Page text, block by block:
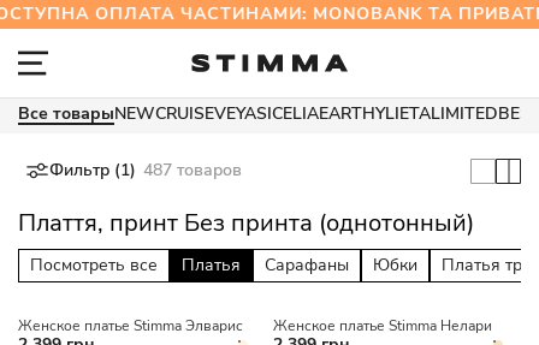
ОПЛАТА ЧАСТИНАМИ: MONOBANK ТА
Все товарыNEWCRUISEVEYASICELIAEARTHYLIETALIMITED
Фильтр (1) 487 товаров
Плаття, принт Без принта (однотонный)
Посмотреть все Платья Сарафаны Юбки Платья
Женское платье Stimma Элварис Женское платье Stimma Нелари